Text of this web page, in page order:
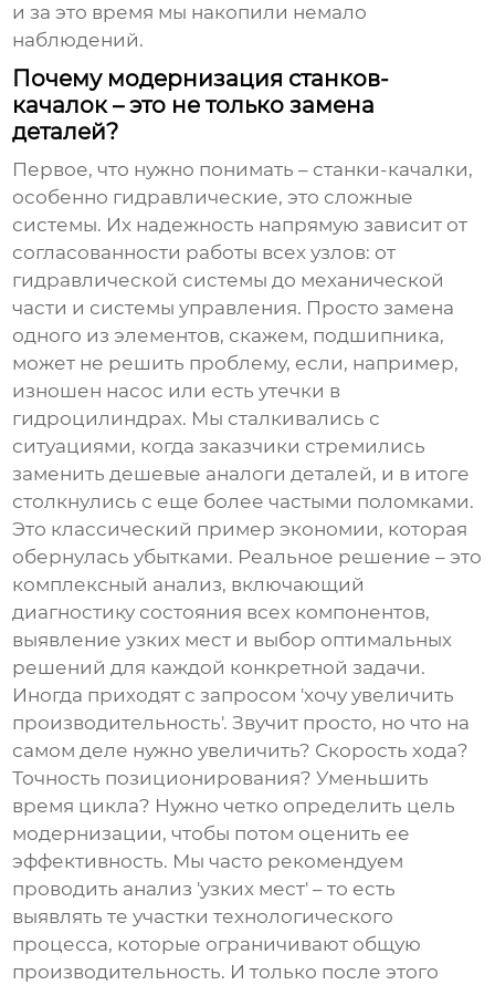
и за это время мы накопили немало
наблюдений.
Почему модернизация станков-
качалок – это не только замена
деталей?
Первое, что нужно понимать – станки-качалки,
особенно гидравлические, это сложные
системы. Их надежность напрямую зависит от
согласованности работы всех узлов: от
гидравлической системы до механической
части и системы управления. Просто замена
одного из элементов, скажем, подшипника,
может не решить проблему, если, например,
изношен насос или есть утечки в
гидроцилиндрах. Мы сталкивались с
ситуациями, когда заказчики стремились
заменить дешевые аналоги деталей, и в итоге
столкнулись с еще более частыми поломками.
Это классический пример экономии, которая
обернулась убытками. Реальное решение – это
комплексный анализ, включающий
диагностику состояния всех компонентов,
выявление узких мест и выбор оптимальных
решений для каждой конкретной задачи.
Иногда приходят с запросом 'хочу увеличить
производительность'. Звучит просто, но что на
самом деле нужно увеличить? Скорость хода?
Точность позиционирования? Уменьшить
время цикла? Нужно четко определить цель
модернизации, чтобы потом оценить ее
эффективность. Мы часто рекомендуем
проводить анализ 'узких мест' – то есть
выявлять те участки технологического
процесса, которые ограничивают общую
производительность. И только после этого